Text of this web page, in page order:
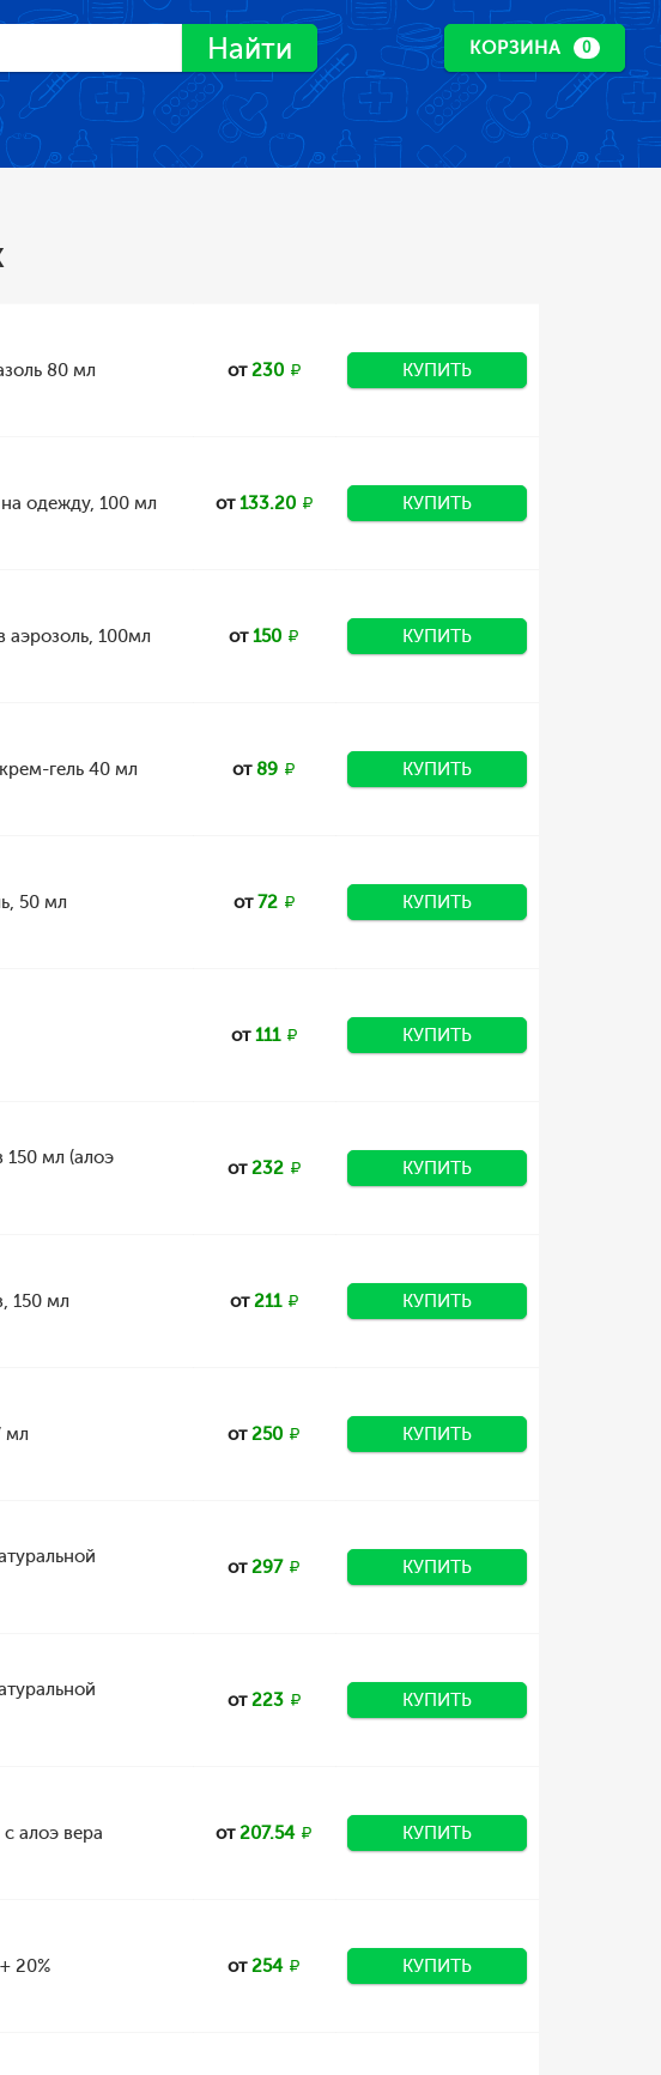
Найти КОРЗИНА 0
80 мл от230 КУПИТЬ
одежду, 100 мл от133.20 КУПИТЬ
аэрозоль, 100мл от150 КУПИТЬ
гель 40 мл от89 КУПИТЬ
50 мл от72 КУПИТЬ
от111 КУПИТЬ
150 мл (алоэ
от232 КУПИТЬ
150 мл от211 КУПИТЬ
мл от250 КУПИТЬ
от297 КУПИТЬ
от223 КУПИТЬ
алоэ вера от207.54 КУПИТЬ
20% от254 КУПИТЬ